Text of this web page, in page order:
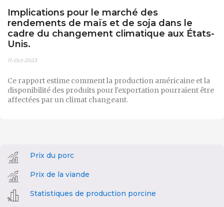
Implications pour le marché des
rendements de maïs et de soja dans le
cadre du changement climatique aux États-
Unis.
11-Oct-2023
Ce rapport estime comment la production américaine et la
disponibilité des produits pour l'exportation pourraient être
affectées par un climat changeant.
Prix du porc
Prix de la viande
Statistiques de production porcine